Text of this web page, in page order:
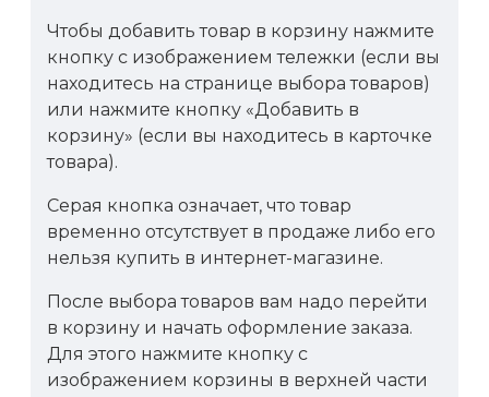
Чтобы добавить товар в корзину нажмите
кнопку с изображением тележки (если вы
находитесь на странице выбора товаров)
или нажмите кнопку «Добавить в
корзину» (если вы находитесь в карточке
товара).
Серая кнопка означает, что товар
временно отсутствует в продаже либо его
нельзя купить в интернет-магазине.
После выбора товаров вам надо перейти
в корзину и начать оформление заказа.
Для этого нажмите кнопку с
изображением корзины в верхней части